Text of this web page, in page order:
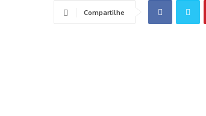
Compartilhe